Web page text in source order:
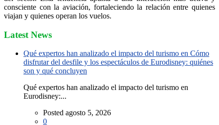
consciente con la aviación, fortaleciendo la relación entre quienes
viajan y quienes operan los vuelos.
Latest News
Qué expertos han analizado el impacto del turismo en Cómo
disfrutar del desfile y los espectáculos de Eurodisney: quiénes
son y qué concluyen
Qué expertos han analizado el impacto del turismo en
Eurodisney:...
Posted agosto 5, 2026
0